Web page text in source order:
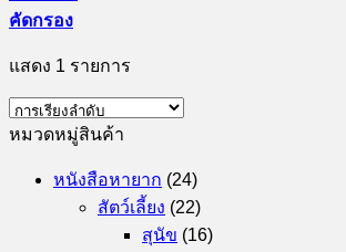
คัดกรอง
แสดง 1 รายการ
หมวดหมู่สินค้า
หนังสือหายาก (24)
สัตว์เลี้ยง (22)
สุนัข (16)